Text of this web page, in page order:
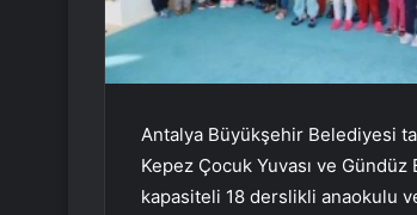
Antalya Büyükşehir Belediyesi
Kepez Çocuk Yuvası ve
kapasiteli 18 derslikli anaokulu